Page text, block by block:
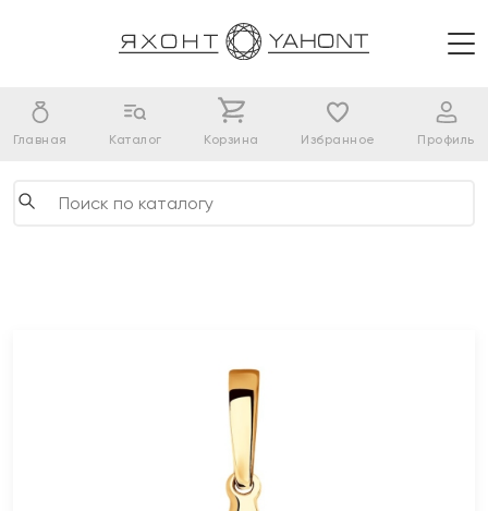
Главная Каталог Корзина Избранное Профиль